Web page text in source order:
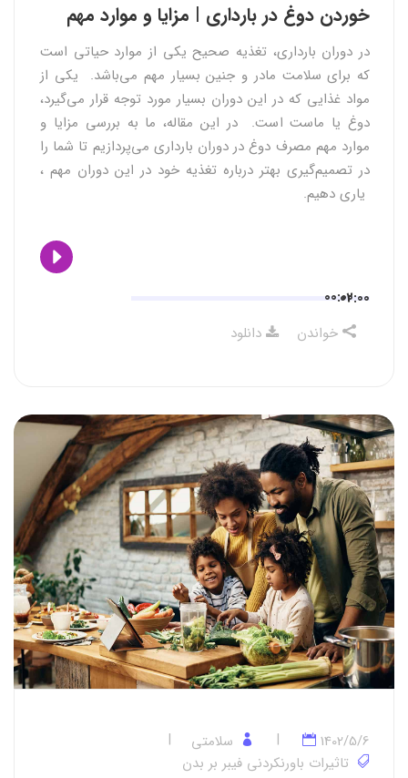
خوردن دوغ در بارداری | مزایا و موارد مهم
در دوران بارداری، تغذیه صحیح یکی از موارد حیاتی است
که برای سلامت مادر و جنین بسیار مهم می‌باشد. یکی از
مواد غذایی که در این دوران بسیار مورد توجه قرار می‌گیرد،
دوغ یا ماست است. در این مقاله، ما به بررسی مزایا و
موارد مهم مصرف دوغ در دوران بارداری می‌پردازیم تا شما را
در تصمیم‌گیری بهتر درباره تغذیه خود در این دوران مهم ،
یاری دهیم.
00:0002:00
خواندن
دانلود
1402/5/6
سلامتی
تاثیرات باورنکردنی فیبر بر بدن